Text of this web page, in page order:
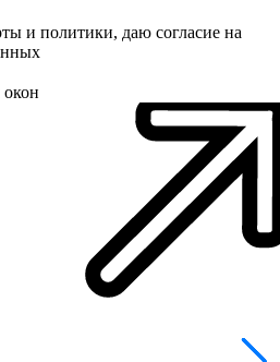
и политики, даю согласие на